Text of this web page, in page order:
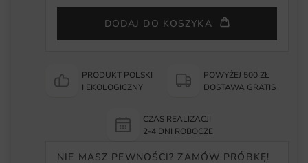
DODAJ DO KOSZYKA
PRODUKT POLSKI
I EKOLOGICZNY
POWYŻEJ 500 ZŁ
DOSTAWA GRATIS
CZAS REALIZACJI
2-4 DNI ROBOCZE
NIE MASZ PEWNOŚCI? ZAMÓW PRÓBKĘ!